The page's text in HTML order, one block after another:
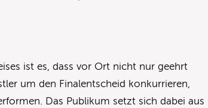
ist es, dass vor Ort nicht nur geehrt
um den Finalentscheid konkurrieren,
Das Publikum setzt sich dabei aus